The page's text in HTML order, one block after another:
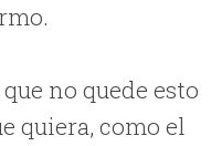
no quede esto
quiera, como el